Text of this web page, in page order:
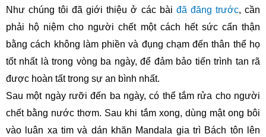
Như chúng tôi đã giới thiệu ở các bài đã đăng trước, cần
phải hộ niệm cho người chết một cách hết sức cẩn thận
bằng cách không làm phiền và đụng chạm đến thân thể họ
tốt nhất là trong vòng ba ngày, để đảm bảo tiến trình tan rã
được hoàn tất trong sự an bình nhất.
Sau một ngày rưỡi đến ba ngày, có thể tắm rửa cho người
chết bằng nước thơm. Sau khi tắm xong, dùng mật ong bôi
vào luân xa tim và dán khăn Mandala gia trì Bách tôn lên